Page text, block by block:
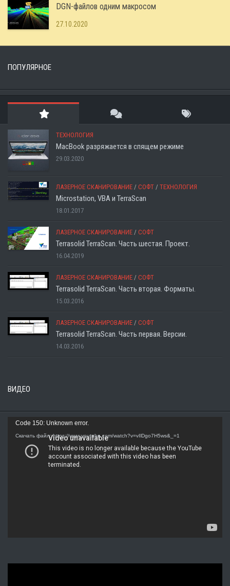
DGN-файлов одним макросом
27.10.2020
ПОПУЛЯРНОЕ
ТЕХНОЛОГИЯ
MacBook разряжается в спящем режиме
29.03.2020
ЛАЗЕРНОЕ СКАНИРОВАНИЕ / СОФТ / ТЕХНОЛОГИЯ
Microstation, VBA и TerraScan
18.01.2017
ЛАЗЕРНОЕ СКАНИРОВАНИЕ / СОФТ
Terrasolid TerraScan. Часть шестая. Проект.
16.04.2019
ЛАЗЕРНОЕ СКАНИРОВАНИЕ / СОФТ
Terrasolid TerraScan. Часть вторая. Форматы.
15.03.2016
ЛАЗЕРНОЕ СКАНИРОВАНИЕ / СОФТ
Terrasolid TerraScan. Часть первая. Версии.
14.03.2016
ВИДЕО
Видеоплеер
Code 150: Unknown error.
Скачать файл: https://www.youtube.com/watch?v=vIlDgo7H5ws&_=1